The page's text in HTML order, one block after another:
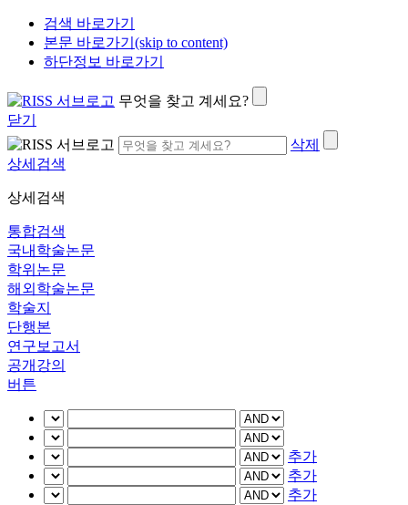
검색 바로가기
본문 바로가기(skip to content)
하단정보 바로가기
무엇을 찾고 계세요?
닫기
삭제
상세검색
상세검색
통합검색
국내학술논문
학위논문
해외학술논문
학술지
단행본
연구보고서
공개강의
버튼
추가
추가
추가